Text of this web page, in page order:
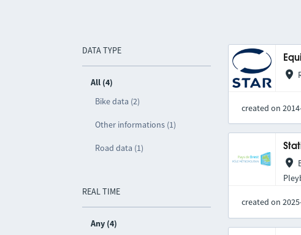
DATA TYPE
All (4)
Bike data (2)
Other informations (1)
Road data (1)
REAL TIME
Any (4)
created on
created on